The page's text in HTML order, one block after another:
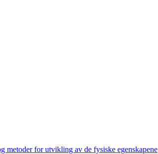
metoder for utvikling av de fysiske egenskapene